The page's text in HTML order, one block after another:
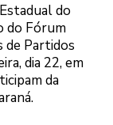
do
do Fórum
de Partidos
dia 22, em
da